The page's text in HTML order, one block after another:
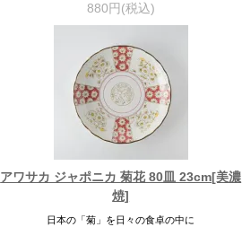
880円(税込)
アワサカ ジャポニカ 菊花 80皿 23cm[美濃
焼]
日本の「菊」を日々の食卓の中に